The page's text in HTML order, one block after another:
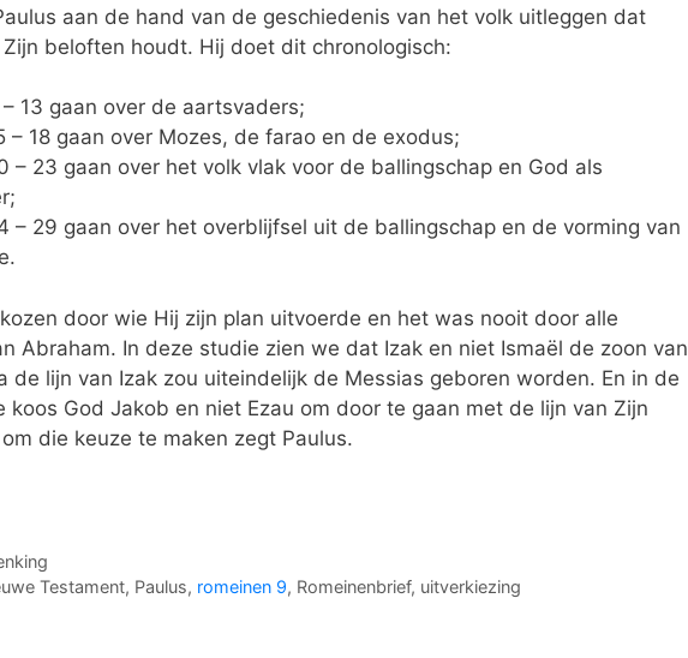
aan de hand van de geschiedenis van het volk uitleggen dat
beloften houdt. Hij doet dit chronologisch:
13 gaan over de aartsvaders;
– 18 gaan over Mozes, de farao en de exodus;
– 23 gaan over het volk vlak voor de ballingschap en God als
– 29 gaan over het overblijfsel uit de ballingschap en de vorming van
door wie Hij zijn plan uitvoerde en het was nooit door alle
Abraham. In deze studie zien we dat Izak en niet Ismaël de zoon van
de lijn van Izak zou uiteindelijk de Messias geboren worden. En in de
koos God Jakob en niet Ezau om door te gaan met de lijn van Zijn
die keuze te maken zegt Paulus.
Testament, Paulus, romeinen 9, Romeinenbrief, uitverkiezing